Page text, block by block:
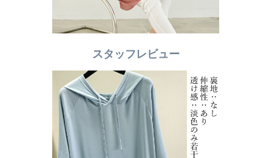
スタッフレビュー